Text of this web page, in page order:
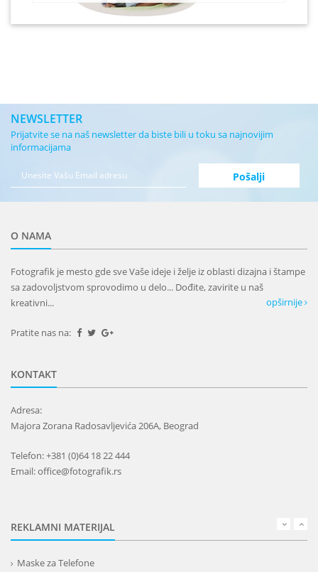
NEWSLETTER
Prijatvite se na naš newsletter da biste bili u toku sa najnovijim
informacijama
O NAMA
Fotografik je mesto gde sve Vaše ideje i želje iz oblasti dizajna i štampe
sa zadovoljstvom sprovodimo u delo... Dođite, zavirite u naš
kreativni...
opširnije
Pratite nas na:
KONTAKT
Adresa:
Majora Zorana Radosavljevića 206A, Beograd
Telefon: +381 (0)64 18 22 444
Email: office@fotografik.rs
REKLAMNI MATERIJAL
Maske za Telefone